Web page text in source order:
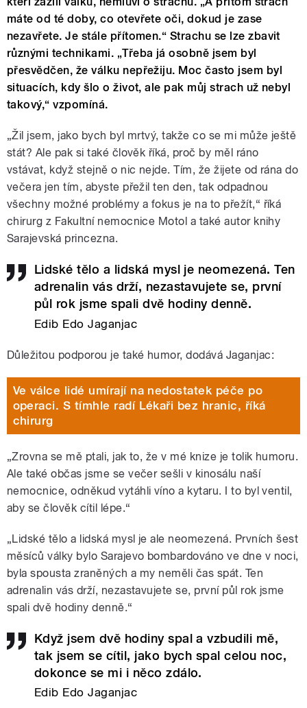
máte od té doby, co otevřete oči, dokud je zase
nezavřete. Je stále přítomen.“ Strachu se lze zbavit
různými technikami. „Třeba já osobně jsem byl
přesvědčen, že válku nepřežiju. Moc často jsem byl
situacích, kdy šlo o život, ale pak můj strach už nebyl
takový,“ vzpomíná.
„Žil jsem, jako bych byl mrtvý, takže co se mi může ještě
stát? Ale pak si také člověk říká, proč by měl ráno
vstávat, když stejně o nic nejde. Tím, že žijete od rána do
večera jen tím, abyste přežil ten den, tak odpadnou
všechny možné problémy a fokus je na to přežít,“ říká
chirurg z Fakultní nemocnice Motol a také autor knihy
Sarajevská princezna.
Lidské tělo a lidská mysl je neomezená. Ten
adrenalin vás drží, nezastavujete se, první
půl rok jsme spali dvě hodiny denně.
Edib Edo Jaganjac
Důležitou podporou je také humor, dodává Jaganjac:
Ve válce lidé umírají na nedostatek péče po
operaci. S tímhle radí Lékaři bez hranic, říká
chirurg
„Zrovna se mě ptali, jak to, že v mé knize je tolik humoru.
Ale také občas jsme se večer sešli v kinosálu naší
nemocnice, odněkud vytáhli víno a kytaru. I to byl ventil,
aby se člověk cítil lépe.“
„Lidské tělo a lidská mysl je ale neomezená. Prvních šest
měsíců války bylo Sarajevo bombardováno ve dne v noci,
byla spousta zraněných a my neměli čas spát. Ten
adrenalin vás drží, nezastavujete se, první půl rok jsme
spali dvě hodiny denně.“
Když jsem dvě hodiny spal a vzbudili mě,
tak jsem se cítil, jako bych spal celou noc,
dokonce se mi i něco zdálo.
Edib Edo Jaganjac